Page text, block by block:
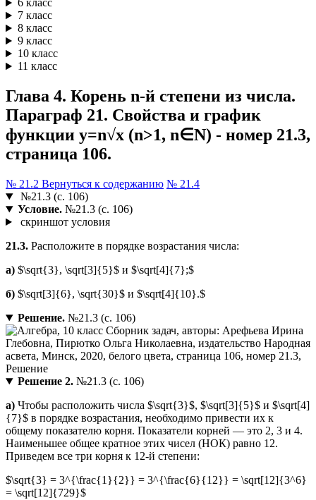
6 класс
7 класс
8 класс
9 класс
10 класс
11 класс
Глава 4. Корень n-й степени из числа.
Параграф 21. Свойства и график
функции y=n√x (n>1, n∈N) - номер 21.3,
страница 106.
№ 21.2 Вернуться к содержанию № 21.4
№21.3 (с. 106)
Условие.№21.3 (с. 106)
скриншот условия
21.3. Расположите в порядке возрастания числа:
а) $\sqrt{3}, \sqrt[3]{5}$ и $\sqrt[4]{7};$
б) $\sqrt[3]{6}, \sqrt{30}$ и $\sqrt[4]{10}.$
Решение.№21.3 (с. 106)
Решение 2.№21.3 (с. 106)
a) Чтобы расположить числа $\sqrt{3}$, $\sqrt[3]{5}$ и $\sqrt[4]
{7}$ в порядке возрастания, необходимо привести их к
общему показателю корня. Показатели корней — это 2, 3 и 4.
Наименьшее общее кратное этих чисел (НОК) равно 12.
Приведем все три корня к 12-й степени:
$\sqrt{3} = 3^{\frac{1}{2}} = 3^{\frac{6}{12}} = \sqrt[12]{3^6}
= \sqrt[12]{729}$